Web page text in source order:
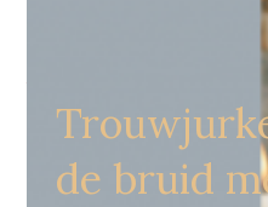
Grote Maten
de bruid